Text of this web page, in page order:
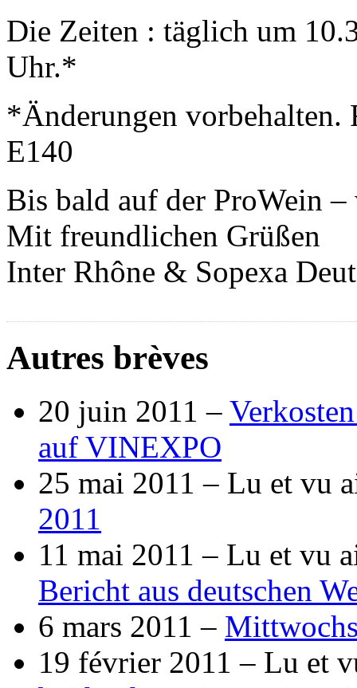
Die Zeiten : täglich um
Uhr.*
*Änderungen vorbehalten.
E140
Bis bald auf der ProWein
Mit freundlichen Grüßen
Inter Rhône & Sopexa
Autres brèves
20 juin 2011 –
auf VINEXPO
25 mai 2011 – Lu et vu
2011
11 mai 2011 – Lu et vu
Bericht aus deutschen
6 mars 2011 –
19 février 2011 – Lu et